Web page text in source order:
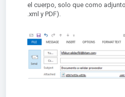
el cuerpo, solo que como
.xml y PDF).